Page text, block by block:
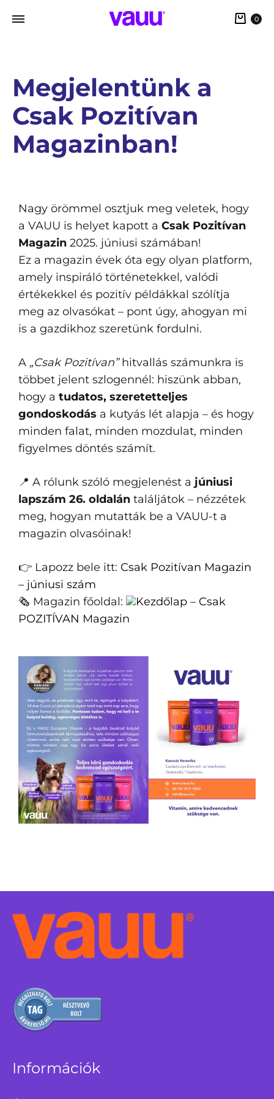
0
Megjelentünk a
Csak Pozitívan
Magazinban!
Nagy örömmel osztjuk meg veletek, hogy
a VAUU is helyet kapott a Csak Pozitívan
Magazin 2025. júniusi számában!
Ez a magazin évek óta egy olyan platform,
amely inspiráló történetekkel, valódi
értékekkel és pozitív példákkal szólítja
meg az olvasókat – pont úgy, ahogyan mi
is a gazdikhoz szeretünk fordulni.
A „Csak Pozitívan”hitvallás számunkra is
többet jelent szlogennél: hiszünk abban,
hogy a tudatos, szeretetteljes
gondoskodás a kutyás lét alapja – és hogy
minden falat, minden mozdulat, minden
figyelmes döntés számít.
📍 A rólunk szóló megjelenést a júniusi
lapszám 26. oldalán találjátok – nézzétek
meg, hogyan mutatták be a VAUU-t a
magazin olvasóinak!
👉 Lapozz bele itt: Csak Pozitívan Magazin
– júniusi szám
🗞️ Magazin főoldal:
Kezdőlap – Csak
POZITÍVAN Magazin
Információk